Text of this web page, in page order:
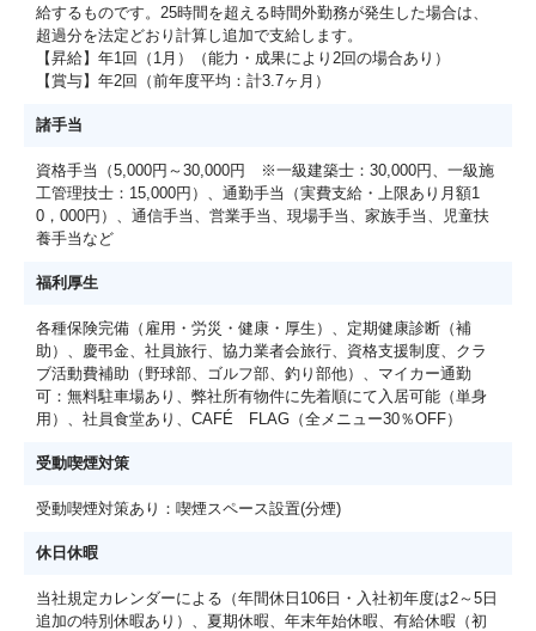
給するものです。25時間を超える時間外勤務が発生した場合は、
超過分を法定どおり計算し追加で支給します。
【昇給】年1回（1月）（能力・成果により2回の場合あり）
【賞与】年2回（前年度平均：計3.7ヶ月）
諸手当
資格手当（5,000円～30,000円 ※一級建築士：30,000円、一級施
工管理技士：15,000円）、通勤手当（実費支給・上限あり月額1
0，000円）、通信手当、営業手当、現場手当、家族手当、児童扶
養手当など
福利厚生
各種保険完備（雇用・労災・健康・厚生）、定期健康診断（補
助）、慶弔金、社員旅行、協力業者会旅行、資格支援制度、クラ
ブ活動費補助（野球部、ゴルフ部、釣り部他）、マイカー通勤
可：無料駐車場あり、弊社所有物件に先着順にて入居可能（単身
用）、社員食堂あり、CAFÉ FLAG（全メニュー30％OFF）
受動喫煙対策
受動喫煙対策あり：喫煙スペース設置(分煙)
休日休暇
当社規定カレンダーによる（年間休日106日・入社初年度は2～5日
追加の特別休暇あり）、夏期休暇、年末年始休暇、有給休暇（初